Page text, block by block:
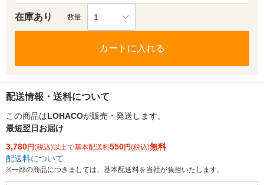
在庫あり 数量 1
カートに入れる
配送情報・送料について
この商品はLOHACOが販売・発送します。
最短翌日お届け
3,780円(税込)以上で基本配送料550円(税込)無料
配送料について
※一部の商品につきましては、基本配送料を当社が負担いたします。